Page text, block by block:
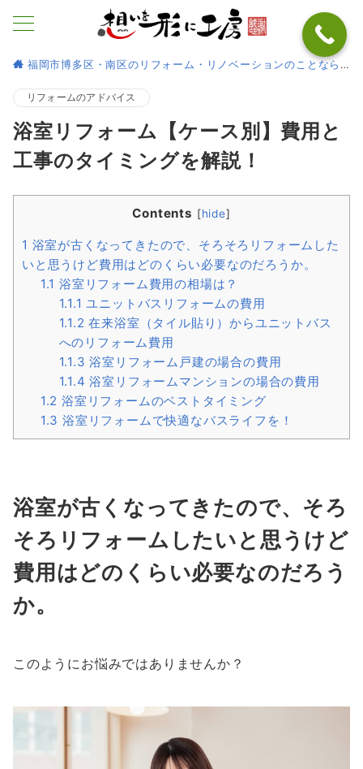
福岡市博多区・南区のリフォーム・リノベーションのことなら
リフォームのアドバイス
浴室リフォーム【ケース別】費用と
工事のタイミングを解説！
Contents [hide]
1 浴室が古くなってきたので、そろそろリフォームした
いと思うけど費用はどのくらい必要なのだろうか。
1.1 浴室リフォーム費用の相場は？
1.1.1 ユニットバスリフォームの費用
1.1.2 在来浴室（タイル貼り）からユニットバス
へのリフォーム費用
1.1.3 浴室リフォーム戸建の場合の費用
1.1.4 浴室リフォームマンションの場合の費用
1.2 浴室リフォームのベストタイミング
1.3 浴室リフォームで快適なバスライフを！
浴室が古くなってきたので、そろ
そろリフォームしたいと思うけど
費用はどのくらい必要なのだろう
か。
このようにお悩みではありませんか？